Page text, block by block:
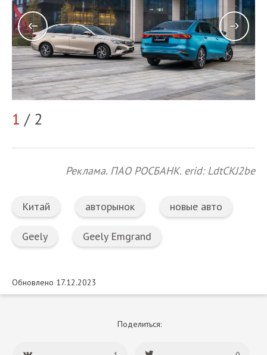
1 / 2
Реклама. ПАО РОСБАНК. erid: LdtCKJ2be
Китай авторынок новые авто
Geely Geely Emgrand
Обновлено 17.12.2023
Поделиться: